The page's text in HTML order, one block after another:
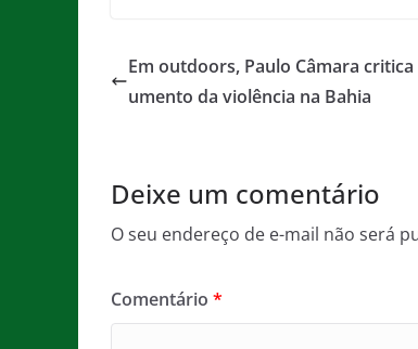
e
b
k
er l s
A
a
g
Em outdoors, Paulo Câmara critica
umento da violência na Bahia
Deixe um comentário
O seu endereço de e-mail não será
Comentário *